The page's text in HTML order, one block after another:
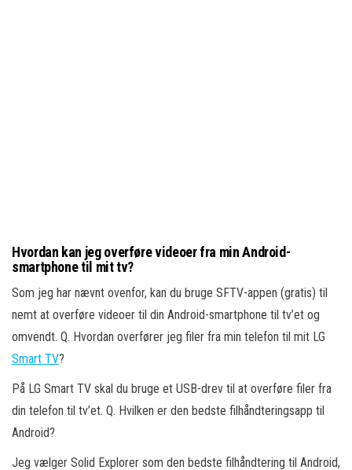
Hvordan kan jeg overføre videoer fra min Android-
smartphone til mit tv?
Som jeg har nævnt ovenfor, kan du bruge SFTV-appen (gratis) til
nemt at overføre videoer til din Android-smartphone til tv’et og
omvendt. Q. Hvordan overfører jeg filer fra min telefon til mit LG
Smart TV?
På LG Smart TV skal du bruge et USB-drev til at overføre filer fra
din telefon til tv’et. Q. Hvilken er den bedste filhåndteringsapp til
Android?
Jeg vælger Solid Explorer som den bedste filhåndtering til Android,